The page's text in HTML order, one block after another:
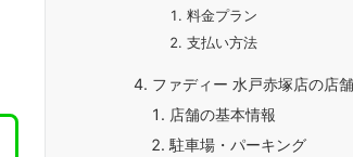
料金プラン
支払い方法
ファディー 水戸赤塚店の店
店舗の基本情報
駐車場・パーキング